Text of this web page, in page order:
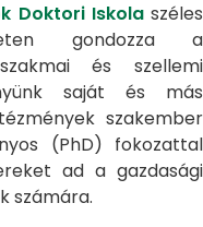
Doktori Iskolaszéles
gondozza a
és szellemi
saját és más
szakember
(PhD) fokozattal
ad a gazdasági
számára.